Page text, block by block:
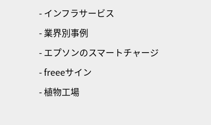
- インフラサービス
- 業界別事例
- エプソンのスマートチャージ
- freeeサイン
- 植物工場